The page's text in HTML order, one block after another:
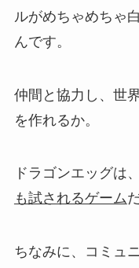
ルがめちゃめちゃ
んです。
仲間と協力し、世
を作れるか。
ドラゴンエッグは
も試されるゲーム
ちなみに、コミュ